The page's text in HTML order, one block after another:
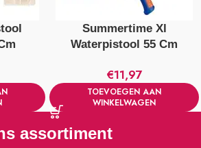
Summertime Xl
Waterpistool 55 Cm
€11,97
TOEVOEGEN AAN
WINKELWAGEN
assortiment